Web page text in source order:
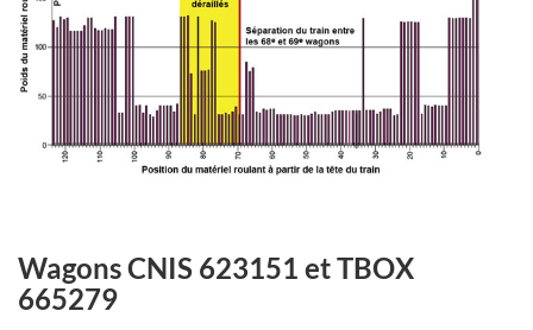
Wagons CNIS 623151 et TBOX
665279